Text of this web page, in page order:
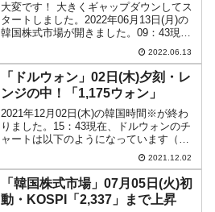
大変です！ 大きくギャップダウンしてス
タートしました。2022年06月13日(月)の
韓国株式市場が開きました。09：43現
在、KOSPI（韓国総合株価指数）のチャ
ートは以下のようになっています（チャ
ートは『Investing.com』より引...
2022.06.13
「ドルウォン」02日(木)夕刻・レ
ンジの中！「1,175ウォン」
2021年12月02日(木)の韓国時間※が終わ
りました。15：43現在、ドルウォンのチ
ャートは以下のようになっています（チ
ャートは『Investing.com』より引用）。
陰線で、ウォン高圧が強いですが抵抗し
ています。現在のところ「1ドル＝...
2021.12.02
「韓国株式市場」07月05日(火)初
動・KOSPI「2,337」まで上昇